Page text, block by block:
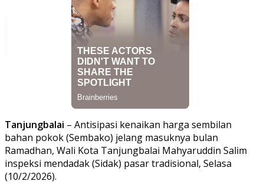
Tanjungbalai – Antisipasi kenaikan harga sembilan
bahan pokok (Sembako) jelang masuknya bulan
Ramadhan, Wali Kota Tanjungbalai Mahyaruddin Salim
inspeksi mendadak (Sidak) pasar tradisional, Selasa
(10/2/2026).